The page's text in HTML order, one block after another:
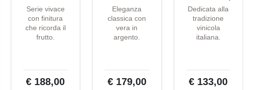
Serie vivace
con finitura
che ricorda il
frutto.
€ 188,00
Eleganza
classica con
vera in
argento.
€ 179,00
Dedicata alla
tradizione
vinicola
italiana.
€ 133,00